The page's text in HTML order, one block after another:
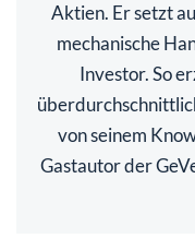
Aktien. Er setzt
mechanische
Investor. So
von seinem
Gastautor der